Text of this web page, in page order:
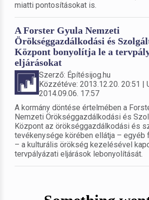
miatti pontosításokat is.
A Forster Gyula Nemzeti
Örökséggazdálkodási és
Központ bonyolítja le a
eljárásokat
Szerző: Építésijog.hu
Közzétéve: 2013.12.20. 20:51
2014.09.06. 17:57
A kormány döntése értelmében a
Nemzeti Örökséggazdálkodási és
Központ az örökséggazdálkodási és
tevékenysége körében ellátja – egyéb
– a kulturális örökség kezelésével
tervpályázati eljárások lebonyolítását.